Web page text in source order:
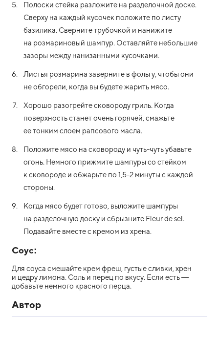
Полоски стейка разложите на разделочной доске.
Сверху на каждый кусочек положите по листу
базилика. Сверните трубочкой и нанижите
на розмариновый шампур. Оставляйте небольшие
зазоры между нанизанными кусочками.
Листья розмарина заверните в фольгу, чтобы они
не обгорели, когда вы будете жарить мясо.
Хорошо разогрейте сковороду гриль. Когда
поверхность станет очень горячей, смажьте
ее тонким слоем рапсового масла.
Положите мясо на сковороду и чуть-чуть убавьте
огонь. Немного прижмите шампуры со стейком
к сковороде и обжарьте по 1,5-2 минуты с каждой
стороны.
Когда мясо будет готово, выложите шампуры
на разделочную доску и сбрызните Fleur de sel.
Подавайте вместе с кремом из хрена.
Соус:
Для соуса смешайте крем фреш, густые сливки, хрен
и цедру лимона. Соль и перец по вкусу. Если есть —
добавьте немного красного перца.
Автор